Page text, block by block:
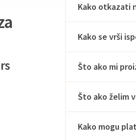
Kako otkazati
Kako se vrši
Što ako mi
Što ako želim
Kako mogu